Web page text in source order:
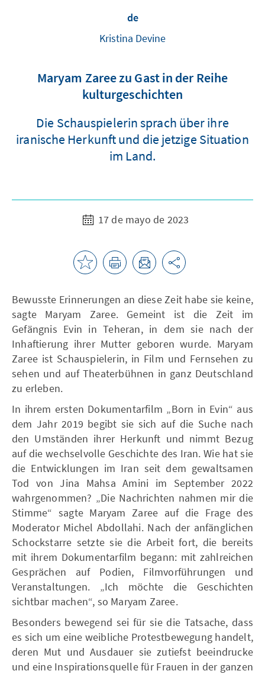
de
Kristina Devine
Maryam Zaree zu Gast in der Reihe
kulturgeschichten
Die Schauspielerin sprach über ihre
iranische Herkunft und die jetzige Situation
im Land.
17 de mayo de 2023
Bewusste Erinnerungen an diese Zeit habe sie keine,
sagte Maryam Zaree. Gemeint ist die Zeit im
Gefängnis Evin in Teheran, in dem sie nach der
Inhaftierung ihrer Mutter geboren wurde. Maryam
Zaree ist Schauspielerin, in Film und Fernsehen zu
sehen und auf Theaterbühnen in ganz Deutschland
zu erleben.
In ihrem ersten Dokumentarfilm „Born in Evin“ aus
dem Jahr 2019 begibt sie sich auf die Suche nach
den Umständen ihrer Herkunft und nimmt Bezug
auf die wechselvolle Geschichte des Iran. Wie hat sie
die Entwicklungen im Iran seit dem gewaltsamen
Tod von Jina Mahsa Amini im September 2022
wahrgenommen? „Die Nachrichten nahmen mir die
Stimme“ sagte Maryam Zaree auf die Frage des
Moderator Michel Abdollahi. Nach der anfänglichen
Schockstarre setzte sie die Arbeit fort, die bereits
mit ihrem Dokumentarfilm begann: mit zahlreichen
Gesprächen auf Podien, Filmvorführungen und
Veranstaltungen. „Ich möchte die Geschichten
sichtbar machen“, so Maryam Zaree.
Besonders bewegend sei für sie die Tatsache, dass
es sich um eine weibliche Protestbewegung handelt,
deren Mut und Ausdauer sie zutiefst beeindrucke
und eine Inspirationsquelle für Frauen in der ganzen